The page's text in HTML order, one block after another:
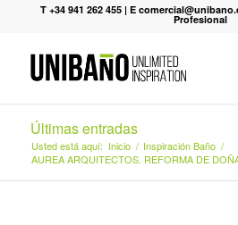
T +34 941 262 455 |E
Profesional
Últimas entradas
Usted está aquí: Inicio / Inspiración Baño /
AUREA ARQUITECTOS. REFORMA DE